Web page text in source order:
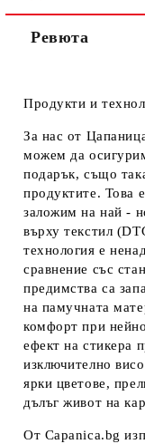
Ревюта
Продукти и
За нас от
можем да
подарък, също
продуктите. Това
заложим на най -
върху текстил
технология е
сравнение със
предимства са
на памучната
комфорт при
ефект на стикера
изключително
ярки цветове,
дълъг живот на
От Capanica.bg